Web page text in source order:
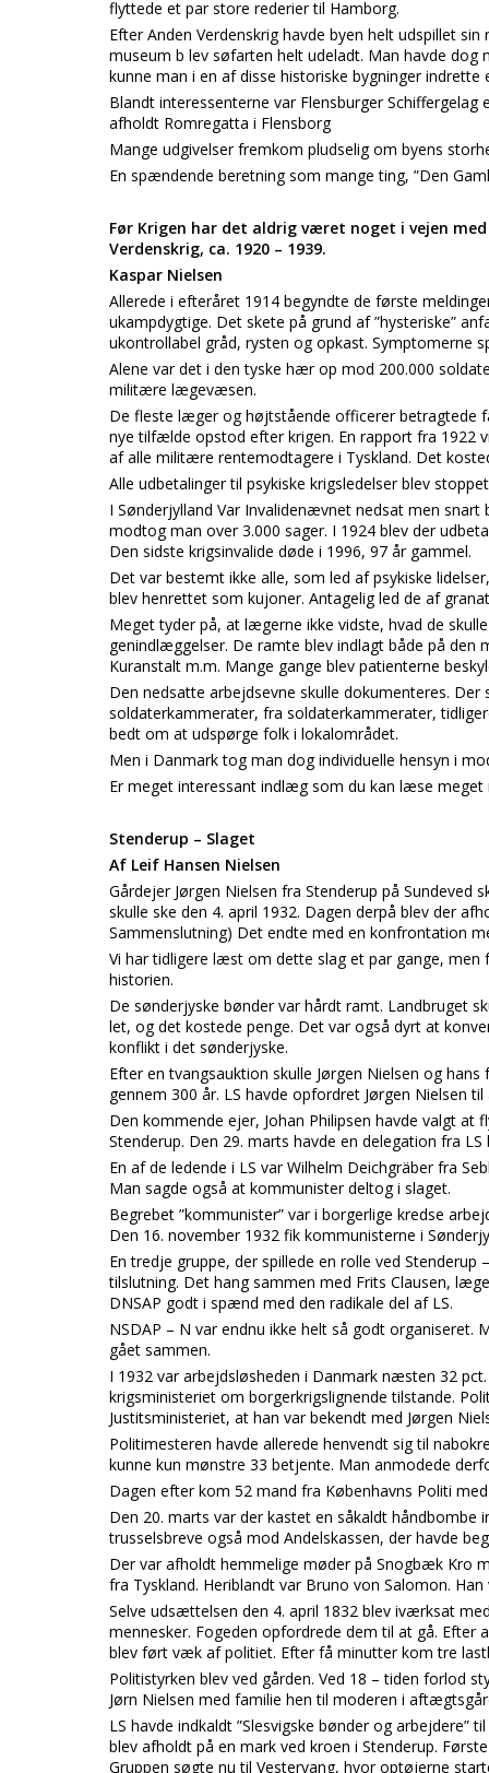
flyttede et par store rederier til Hamborg.
Efter Anden Verdenskrig havde byen helt udspillet
museum b lev søfarten helt udeladt. Man havde
kunne man i en af disse historiske bygninger
Blandt interessenterne var Flensburger
afholdt Romregatta i Flensborg
Mange udgivelser fremkom pludselig om byens
En spændende beretning som mange ting, ”Den
Før Krigen har det aldrig været noget i vejen
Verdenskrig, ca. 1920 – 1939.
Kaspar Nielsen
Allerede i efteråret 1914 begyndte de første
ukampdygtige. Det skete på grund af ”hysteriske”
ukontrollabel gråd, rysten og opkast. Symptomerne
Alene var det i den tyske hær op mod 200.000
militære lægevæsen.
De fleste læger og højtstående officerer
nye tilfælde opstod efter krigen. En rapport fra 1922
af alle militære rentemodtagere i Tyskland. Det
Alle udbetalinger til psykiske krigsledelser blev
I Sønderjylland Var Invalidenævnet nedsat men
modtog man over 3.000 sager. I 1924 blev der
Den sidste krigsinvalide døde i 1996, 97 år gammel.
Det var bestemt ikke alle, som led af psykiske
blev henrettet som kujoner. Antagelig led de af
Meget tyder på, at lægerne ikke vidste, hvad de
genindlæggelser. De ramte blev indlagt både på den
Kuranstalt m.m. Mange gange blev patienterne
Den nedsatte arbejdsevne skulle dokumenteres.
soldaterkammerater, fra soldaterkammerater,
bedt om at udspørge folk i lokalområdet.
Men i Danmark tog man dog individuelle hensyn i
Er meget interessant indlæg som du kan læse meget
Stenderup – Slaget
Af Leif Hansen Nielsen
Gårdejer Jørgen Nielsen fra Stenderup på Sundeved
skulle ske den 4. april 1932. Dagen derpå blev der
Sammenslutning) Det endte med en konfrontation
Vi har tidligere læst om dette slag et par gange,
historien.
De sønderjyske bønder var hårdt ramt. Landbruget
let, og det kostede penge. Det var også dyrt at
konflikt i det sønderjyske.
Efter en tvangsauktion skulle Jørgen Nielsen og
gennem 300 år. LS havde opfordret Jørgen Nielsen
Den kommende ejer, Johan Philipsen havde valgt
Stenderup. Den 29. marts havde en delegation fra
En af de ledende i LS var Wilhelm Deichgräber fra
Man sagde også at kommunister deltog i slaget.
Begrebet ”kommunister” var i borgerlige kredse
Den 16. november 1932 fik kommunisterne i
En tredje gruppe, der spillede en rolle ved
tilslutning. Det hang sammen med Frits Clausen,
DNSAP godt i spænd med den radikale del af LS.
NSDAP – N var endnu ikke helt så godt organiseret.
gået sammen.
I 1932 var arbejdsløsheden i Danmark næsten 32
krigsministeriet om borgerkrigslignende tilstande.
Justitsministeriet, at han var bekendt med Jørgen
Politimesteren havde allerede henvendt sig til
kunne kun mønstre 33 betjente. Man anmodede
Dagen efter kom 52 mand fra Københavns Politi
Den 20. marts var der kastet en såkaldt håndbombe
trusselsbreve også mod Andelskassen, der havde
Der var afholdt hemmelige møder på Snogbæk Kro
fra Tyskland. Heriblandt var Bruno von Salomon.
Selve udsættelsen den 4. april 1832 blev iværksat
mennesker. Fogeden opfordrede dem til at gå. Efter
blev ført væk af politiet. Efter få minutter kom tre
Politistyrken blev ved gården. Ved 18 – tiden forlod
Jørn Nielsen med familie hen til moderen i
LS havde indkaldt ”Slesvigske bønder og
blev afholdt på en mark ved kroen i Stenderup.
Gruppen søgte nu til Vestervang, hvor optøjerne